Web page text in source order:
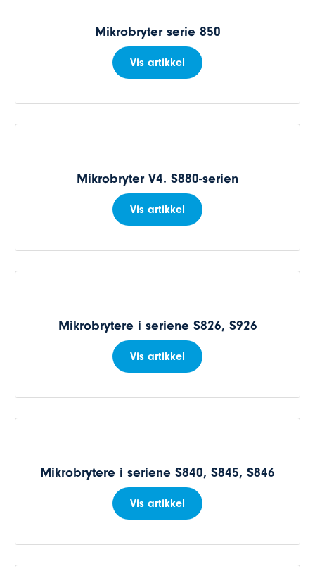
Mikrobryter serie 850
Vis artikkel
Mikrobryter V4. S880-serien
Vis artikkel
Mikrobrytere i seriene S826, S926
Vis artikkel
Mikrobrytere i seriene S840, S845, S846
Vis artikkel